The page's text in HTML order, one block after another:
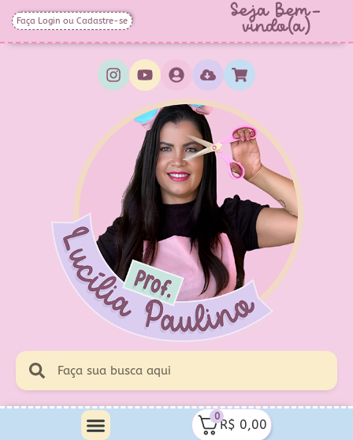
Faça Login ou Cadastre-se Seja Bem-
vindo(a)
0
R$ 0,00